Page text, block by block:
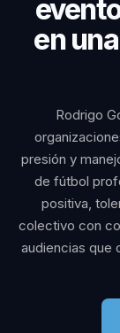
en
Rodrigo
presión y
de fútbol
positiva,
colectivo con
audiencias que